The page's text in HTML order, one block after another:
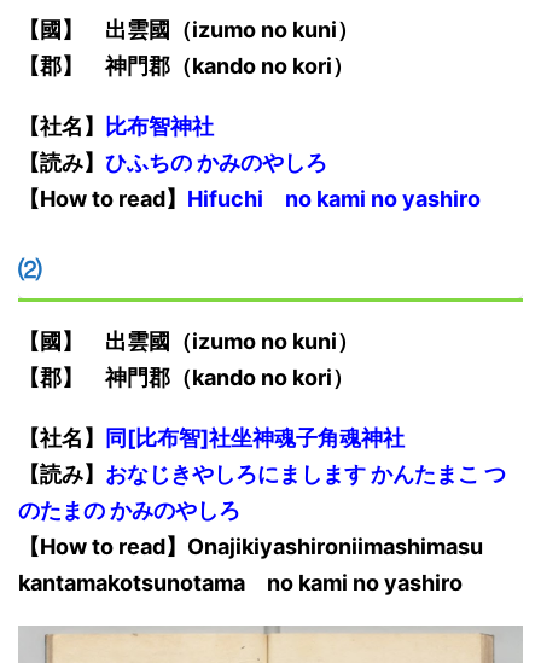
【國】 出雲國
（izumo no kuni）
【郡】 神門郡（kando no kori）
【社名】
比布智神社
【読み】 ひふちの かみのやしろ
【How to read】 Hifuchi no kami noyashiro
⑵
【國】 出雲國
（izumo no kuni）
【郡】 神門郡（kando no kori）
【社名】
同[比布智]社坐神魂子角魂神社
【読み】 おなじきやしろにまします かんたまこ つ
のたまの かみのやしろ
【How to read】Onajikiyashironiimashimasu
kantamakotsunotama no kami noyashiro